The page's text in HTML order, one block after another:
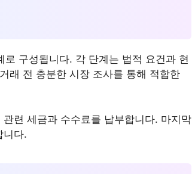
구성됩니다. 각 단계는 법적 요건과 현
래 전 충분한 시장 조사를 통해 적합한
련 세금과 수수료를 납부합니다. 마지막
니다.